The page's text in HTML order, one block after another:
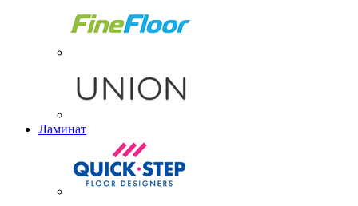
Ламинат